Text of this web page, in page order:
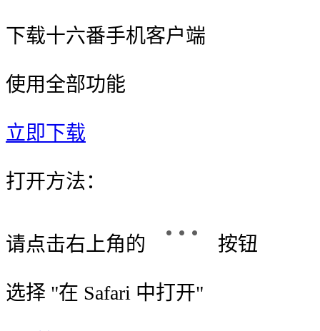
下载十六番手机客户端
使用全部功能
立即下载
打开方法：
请点击右上角的 按钮
选择 "在 Safari 中打开"